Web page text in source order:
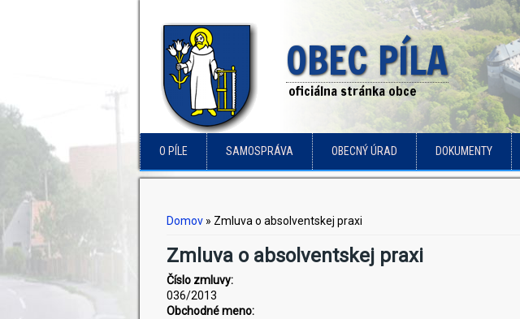
OBEC PÍLA
oficiálna stránka obce
O PÍLE SAMOSPRÁVA OBECNÝ ÚRAD DOKUMENTY
Nachádzate sa tu
Domov » Zmluva o absolventskej praxi
Zmluva o absolventskej praxi
Číslo zmluvy:
036/2013
Obchodné meno: